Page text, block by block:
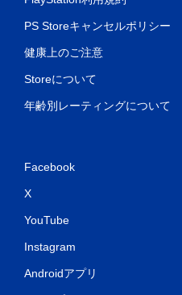
PS Storeキャンセルポリシー
健康上のご注意
Storeについて
年齢別レーティングについて
Facebook
X
YouTube
Instagram
Androidアプリ